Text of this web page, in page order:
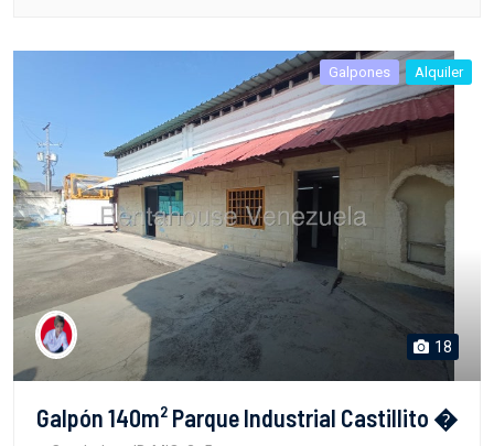
Galpones Alquiler
18
Galpón 140m² Parque Industrial Castillito �